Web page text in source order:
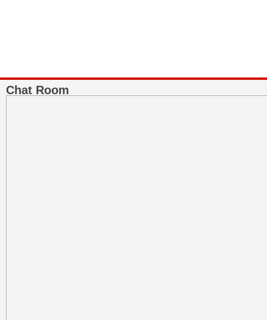
Chat Room